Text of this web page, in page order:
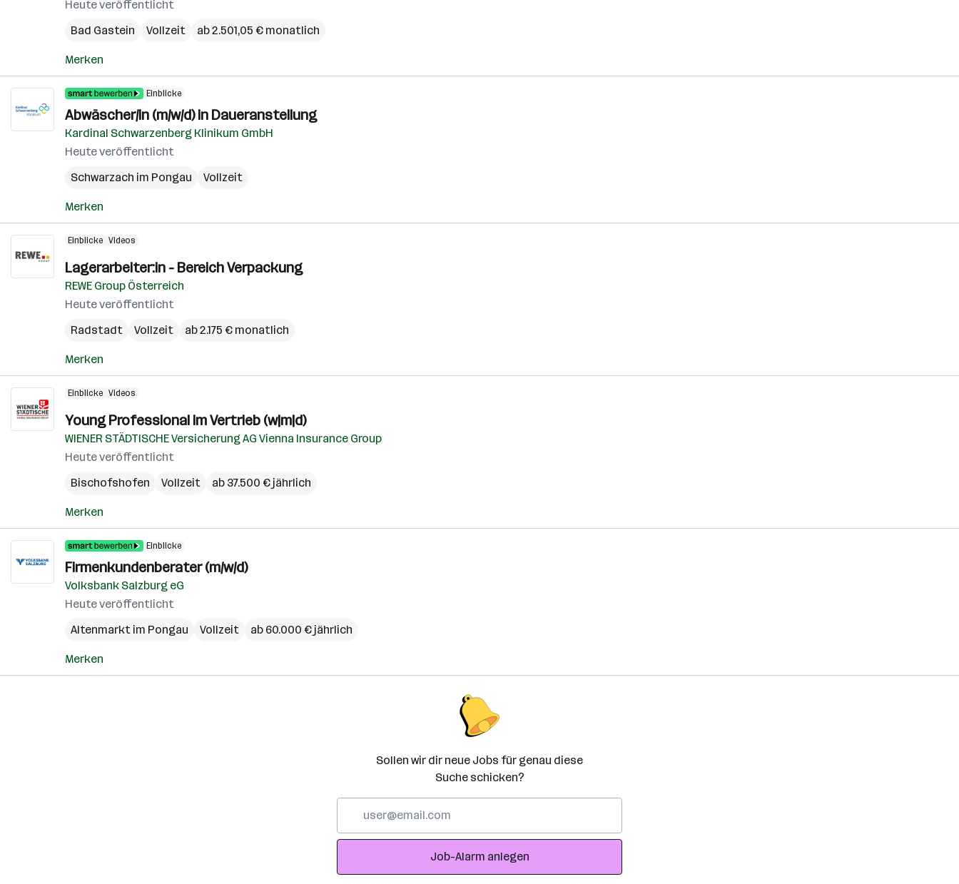
Heute veröffentlicht
Bad Gastein
Vollzeit ab 2.501,05 € monatlich
Merken
Einblicke
Abwäscher/in (m/w/d) in Daueranstellung
Kardinal Schwarzenberg Klinikum GmbH
Heute veröffentlicht
Schwarzach im Pongau
Vollzeit
Merken
Einblicke Videos
Lagerarbeiter:in - Bereich Verpackung
REWE Group Österreich
Heute veröffentlicht
Radstadt
Vollzeit ab 2.175 € monatlich
Merken
Einblicke Videos
Young Pro­fes­si­o­nal im Ver­trieb (w|m|d)
WIENER STÄDTISCHE Versicherung AG Vienna Insurance Group
Heute veröffentlicht
Bischofshofen
Vollzeit ab 37.500 € jährlich
Merken
Einblicke
Firmenkundenberater (m/w/d)
Volksbank Salzburg eG
Heute veröffentlicht
Altenmarkt im Pongau
Vollzeit ab 60.000 € jährlich
Merken
Sollen wir dir neue Jobs für genau diese
Suche schicken?
Adresse
Job-Alarm anlegen